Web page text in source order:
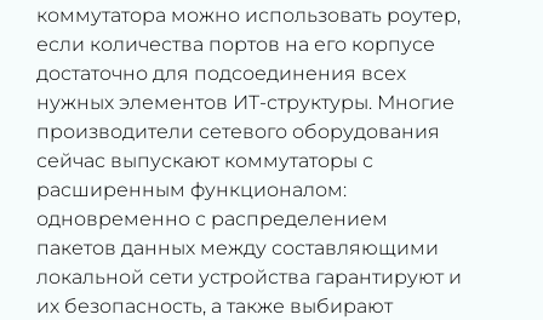
коммутатора можно использовать роутер,
если количества портов на его корпусе
достаточно для подсоединения всех
нужных элементов ИТ-структуры. Многие
производители сетевого оборудования
сейчас выпускают коммутаторы с
расширенным функционалом:
одновременно с распределением
пакетов данных между составляющими
локальной сети устройства гарантируют и
их безопасность, а также выбирают